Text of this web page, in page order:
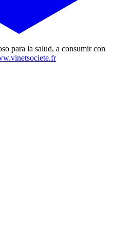
para la salud, a consumir con